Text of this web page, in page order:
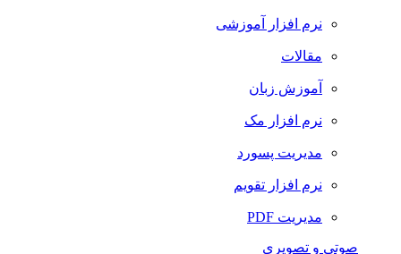
نرم افزار آموزشی
مقالات
آموزش زبان
نرم افزار مک
مدیریت پسورد
نرم افزار تقویم
مدیریت PDF
صوتی و تصویری